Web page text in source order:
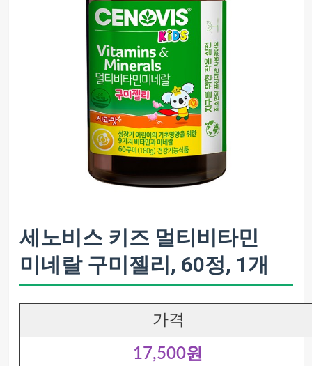
세노비스 키즈 멀티비타민
미네랄 구미젤리, 60정, 1개
가격
17,500원